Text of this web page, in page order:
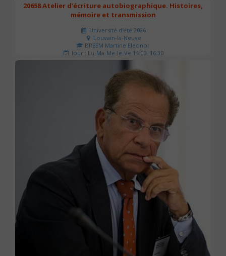
20658 Atelier d'écriture autobiographique. Histoires,
mémoire et transmission
Université d'été 2026
Louvain-la-Neuve
BREEM Martine Eleonor
Jour : Lu-Ma-Me-Je-Ve 14:00- 16:30
Nombre de séances : 3